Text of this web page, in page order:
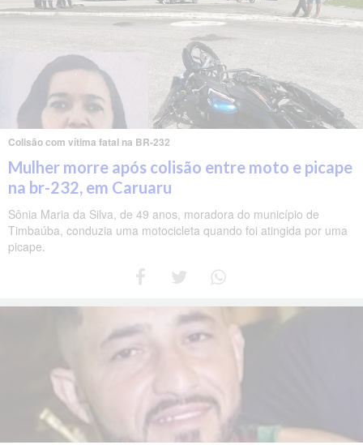
Colisão com vítima fatal na BR-232
Mulher morre após colisão entre moto e picape
na br-232, em Caruaru
Sônia Maria da Silva, de 49 anos, moradora do município de
Timbaúba, conduzia uma motocicleta quando foi atingida por uma
picape.